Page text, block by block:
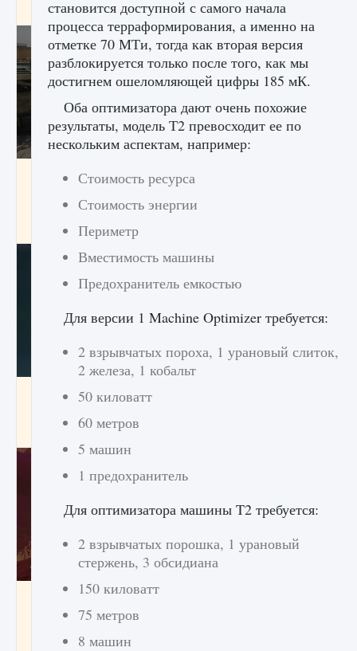
9 августа 2024 2 064 0 1
Как исправить текстовую ошибку
пользовательского интерфейса Delta
Force Hawk Ops
9 августа 2024
Как проверить статус сервера Delta Force
Hawk Ops
9 августа 2024
Как приручить существ джунглей Нари в
игре Creatures of Ava
9 августа 2024
становится доступной с самого начала
процесса терраформирования, а именно на
отметке 70 МТи, тогда как вторая версия
разблокируется только после того, как мы
достигнем ошеломляющей цифры 185 мК.
Оба оптимизатора дают очень похожие
результаты, модель Т2 превосходит ее по
нескольким аспектам, например:
Стоимость ресурса
Стоимость энергии
Периметр
Вместимость машины
Предохранитель емкостью
Для версии 1 Machine Optimizer требуется:
2 взрывчатых пороха, 1 урановый слиток,
2 железа, 1 кобальт
50 киловатт
60 метров
5 машин
1 предохранитель
Для оптимизатора машины T2 требуется:
2 взрывчатых порошка, 1 урановый
стержень, 3 обсидиана
150 киловатт
75 метров
8 машин